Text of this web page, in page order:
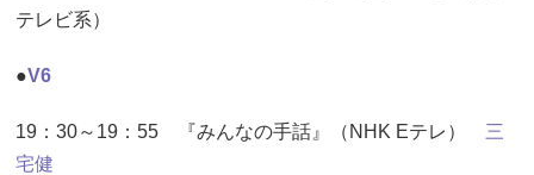
テレビ系）
●V6
19：30～19：55 『みんなの手話』（NHK Eテレ） 三
宅健